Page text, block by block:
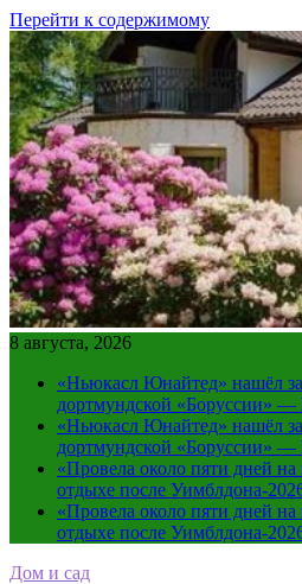
Перейти к содержимому
8 августа, 2026
«Ньюкасл Юнайтед» нашёл
дортмундской «Боруссии» —
«Ньюкасл Юнайтед» нашёл
дортмундской «Боруссии» —
«Провела около пяти дней
отдыхе после Уимблдона-
«Провела около пяти дней
отдыхе после Уимблдона-
Дом и сад